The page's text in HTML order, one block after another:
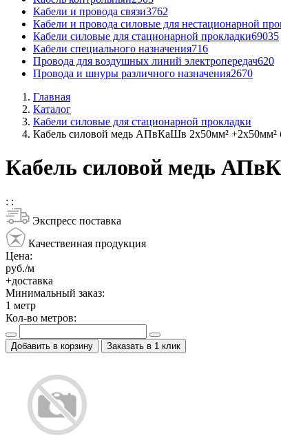
Кабели и провода связи3762
Кабели и провода силовые для нестационарной
Кабели силовые для стационарной прокладки69035
Кабели специального назначения716
Провода для воздушных линий электропередач620
Провода и шнуры различного назначения2670
Главная
Каталог
Кабели силовые для стационарной прокладки
Кабель силовой медь АПвКаШв 2x50мм² +2x50мм²
Кабель силовой медь
: :
Экспресс поставка
Качественная продукция
Цена:
руб./м
+доставка
Минимальный заказ:
1 метр
Кол-во метров:
Добавить в корзину Заказать в 1 клик